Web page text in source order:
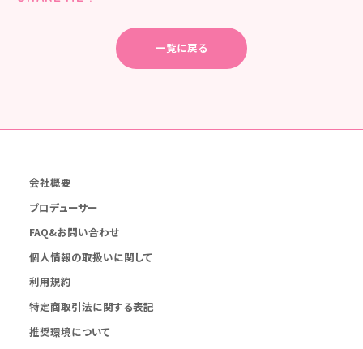
一覧に戻る
会社概要
プロデューサー
FAQ&お問い合わせ
個人情報の取扱いに関して
利用規約
特定商取引法に関する表記
推奨環境について